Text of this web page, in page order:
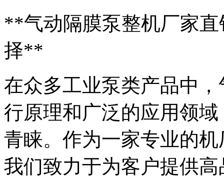
**气动隔膜泵整机厂家
择**
在众多工业泵类产品中
行原理和广泛的应用领
青睐。作为一家专业的
我们致力于为客户提供